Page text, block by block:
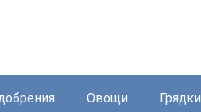
Овощи Грядки